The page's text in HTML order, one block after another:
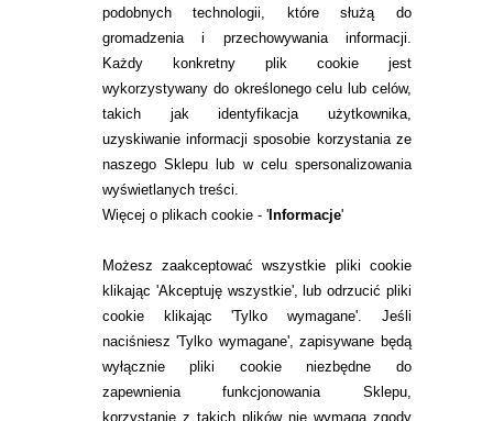
podobnych technologii, które służą do
gromadzenia i przechowywania informacji.
Każdy konkretny plik cookie jest
wykorzystywany do określonego celu lub celów,
takich jak identyfikacja użytkownika,
uzyskiwanie informacji sposobie korzystania ze
naszego Sklepu lub w celu spersonalizowania
wyświetlanych treści.
Więcej o plikach cookie - 'Informacje'
Możesz zaakceptować wszystkie pliki cookie
klikając 'Akceptuję wszystkie', lub odrzucić pliki
cookie klikając 'Tylko wymagane'. Jeśli
naciśniesz 'Tylko wymagane', zapisywane będą
wyłącznie pliki cookie niezbędne do
zapewnienia funkcjonowania Sklepu,
korzystanie z takich plików nie wymaga zgody
INFORMACJE KONTAKTOWE
KONTAKT
TEL.
22 113 44 43
E-MAIL.
KONTAKT@ALESOCZEWKI.COM
ZMIEŃ USTAWIENIA ZGODY NA CIASTECZKA